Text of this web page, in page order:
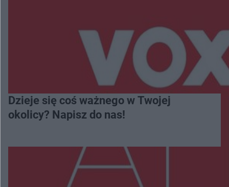
Dzieje się coś ważnego w Twojej
okolicy? Napisz do nas!
Więcej